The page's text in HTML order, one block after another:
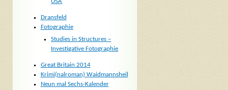
USA
Dransfeld
Fotographie
Studies in Structures –
Investigative Fotographie
Great Britain 2014
Krimi(nalroman) Waidmannsheil
Neun mal Sechs-Kalender